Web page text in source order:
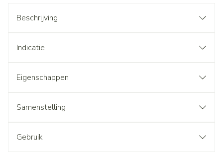
Beschrijving
Indicatie
Eigenschappen
Samenstelling
Gebruik